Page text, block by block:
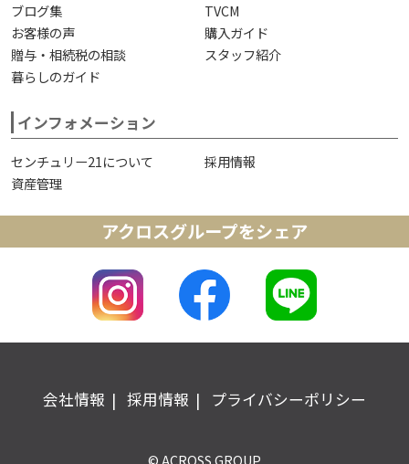
ブログ集
TVCM
お客様の声
購入ガイド
贈与・相続税の相談
スタッフ紹介
暮らしのガイド
インフォメーション
センチュリー21について
採用情報
資産管理
アクロスグループをシェア
会社情報 採用情報 プライバシーポリシー
© ACROSS GROUP